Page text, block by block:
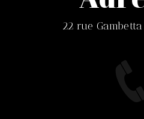
22 rue